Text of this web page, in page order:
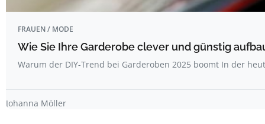
FRAUEN / MODE
Wie Sie Ihre Garderobe clever und günstig
Warum der DIY-Trend bei Garderoben 2025 boomt In der
Johanna Möller